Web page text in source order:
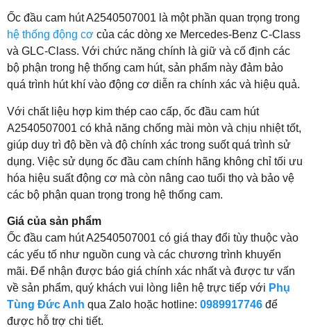
Ốc đầu cam hút A2540507001 là một phần quan trọng trong
hệ thống động cơ của các dòng xe Mercedes-Benz C-Class
và GLC-Class. Với chức năng chính là giữ và cố định các
bộ phận trong hệ thống cam hút, sản phẩm này đảm bảo
quá trình hút khí vào động cơ diễn ra chính xác và hiệu quả.
Với chất liệu hợp kim thép cao cấp, ốc đầu cam hút
A2540507001 có khả năng chống mài mòn và chịu nhiệt tốt,
giúp duy trì độ bền và độ chính xác trong suốt quá trình sử
dụng. Việc sử dụng ốc đầu cam chính hãng không chỉ tối ưu
hóa hiệu suất động cơ mà còn nâng cao tuổi thọ và bảo vệ
các bộ phận quan trọng trong hệ thống cam.
Giá của sản phẩm
Ốc đầu cam hút A2540507001 có giá thay đổi tùy thuộc vào
các yếu tố như nguồn cung và các chương trình khuyến
mãi. Để nhận được báo giá chính xác nhất và được tư vấn
về sản phẩm, quý khách vui lòng liên hệ trực tiếp với Phụ
Tùng Đức Anh qua Zalo hoặc hotline: 0989917746 để
được hỗ trợ chi tiết.